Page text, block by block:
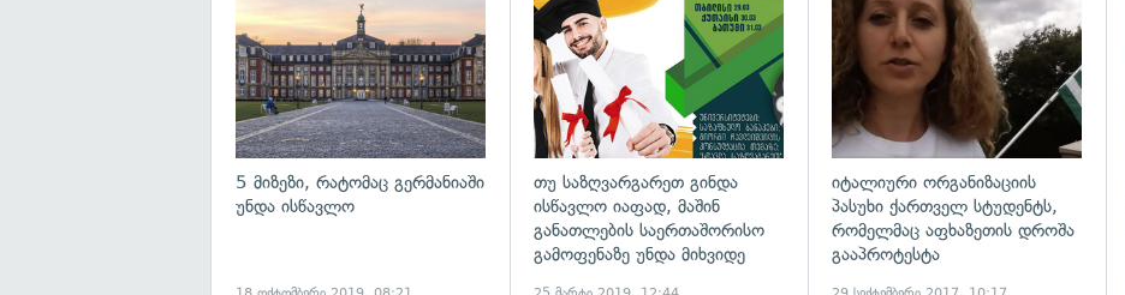
5 მიზეზი, რატომაც გერმანიაში
უნდა ისწავლო
თუ საზღვარგარეთ გინდა
ისწავლო იაფად, მაშინ
განათლების საერთაშორისო
გამოფენაზე უნდა მიხვიდე
იტალიური ორგანიზაციის
პასუხი ქართველ სტუდენტს,
რომელმაც აფხაზეთის დროშა
გააპროტესტა